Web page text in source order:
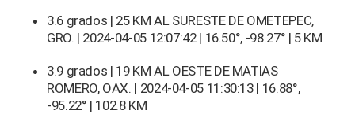
3.6 grados | 25 KM AL SURESTE DE OMETEPEC,
GRO. | 2024-04-05 12:07:42 | 16.50°, -98.27° | 5 KM
3.9 grados | 19 KM AL OESTE DE MATIAS
ROMERO, OAX. | 2024-04-05 11:30:13 | 16.88°,
-95.22° | 102.8 KM